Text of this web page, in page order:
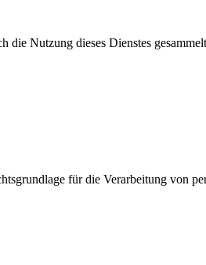
die Nutzung dieses Dienstes
für die Verarbeitung von